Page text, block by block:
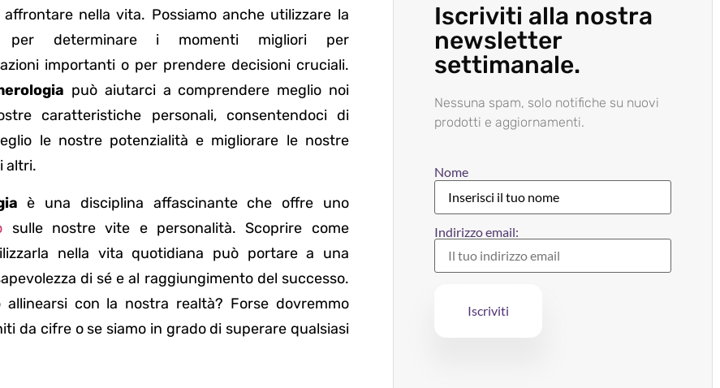
nella vita. Possiamo anche utilizzare la
per determinare i momenti migliori per
importanti o per prendere decisioni cruciali.
può aiutarci a comprendere meglio noi
caratteristiche personali, consentendoci di
le nostre potenzialità e migliorare le nostre
altri.
è una disciplina affascinante che offre uno
sulle nostre vite e personalità. Scoprire come
nella vita quotidiana può portare a una
di sé e al raggiungimento del successo.
allinearsi con la nostra realtà? Forse dovremmo
da cifre o se siamo in grado di superare qualsiasi
Iscriviti alla nostra
newsletter
settimanale.
Nessuna spam, solo notifiche su nuovi
prodotti e aggiornamenti.
Nome
Indirizzo email: